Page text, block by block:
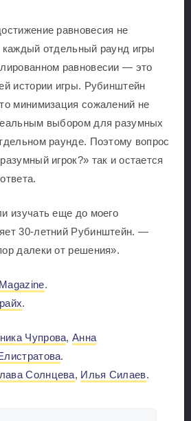
равновесия не
каждый отдельный раунд игры
равновесии — это
истории игры. Рубинштейн
минимизация сожалений не
выбором для разумных
раунде. Поэтому вопрос
игрок?» так и остается
изучать еще до моего
30-летний Рубинштейн. —
далеки от решения».
.
.
Чупрова,Анна
.
Солнцева, Илья Силаев.